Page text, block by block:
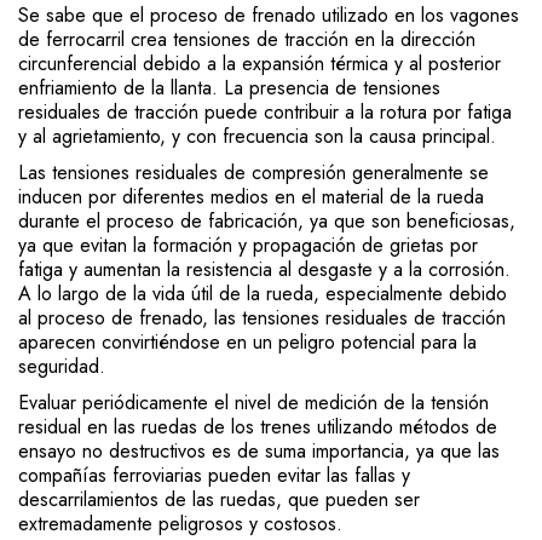
Se sabe que el proceso de frenado utilizado en los vagones
de ferrocarril crea tensiones de tracción en la dirección
circunferencial debido a la expansión térmica y al posterior
enfriamiento de la llanta. La presencia de tensiones
residuales de tracción puede contribuir a la rotura por fatiga
y al agrietamiento, y con frecuencia son la causa principal.
Las tensiones residuales de compresión generalmente se
inducen por diferentes medios en el material de la rueda
durante el proceso de fabricación, ya que son beneficiosas,
ya que evitan la formación y propagación de grietas por
fatiga y aumentan la resistencia al desgaste y a la corrosión.
A lo largo de la vida útil de la rueda, especialmente debido
al proceso de frenado, las tensiones residuales de tracción
aparecen convirtiéndose en un peligro potencial para la
seguridad.
Evaluar periódicamente el nivel de medición de la tensión
residual en las ruedas de los trenes utilizando métodos de
ensayo no destructivos es de suma importancia, ya que las
compañías ferroviarias pueden evitar las fallas y
descarrilamientos de las ruedas, que pueden ser
extremadamente peligrosos y costosos.